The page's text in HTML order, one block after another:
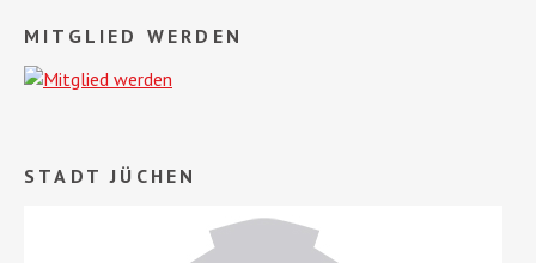
MITGLIED WERDEN
STADT JÜCHEN